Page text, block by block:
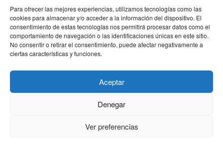
Para ofrecer las mejores experiencias, utilizamos tecnologías como las
cookies para almacenar y/o acceder a la información del dispositivo. El
consentimiento de estas tecnologías nos permitirá procesar datos como el
comportamiento de navegación o las identificaciones únicas en este sitio.
No consentir o retirar el consentimiento, puede afectar negativamente a
ciertas características y funciones.
Aceptar
Denegar
Ver preferencias
proyecto PS4 python Raspberryraspberrypi
raspbian review Servidor Web Sostenibilidad
tecnológicaTecnología torrent
transmissiontutorial ubuntu server Windows
Theme: Catch Box byCatch Themes